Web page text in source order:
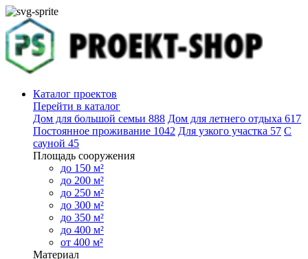
Каталог проектов
Перейти в каталог
Дом для большой семьи 888 Дом для летнего отдыха 617
Постоянное проживание 1042 Для узкого участка 57 С
сауной 45
Площадь сооружения
до 150 м²
до 200 м²
до 250 м²
до 300 м²
до 350 м²
до 400 м²
от 400 м²
Материал